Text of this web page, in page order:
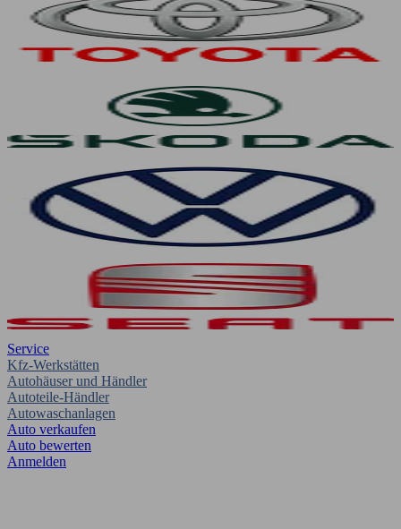
Service
Kfz-Werkstätten
Autohäuser und Händler
Autoteile-Händler
Autowaschanlagen
Auto verkaufen
Auto bewerten
Anmelden